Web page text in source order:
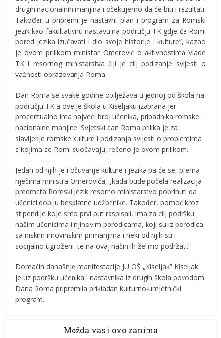
drugih nacionalnih manjina i očekujemo da će biti i rezultati.
Također u pripremi je nastavni plan i program za Romski
jezik kao fakultativnu nastavu na području TK gdje će Romi
pored jezika izučavati i dio svoje historije i kulture”, kazao
je ovom prilikom ministar Omerović o aktivnostima Vlade
TK i resornog ministarstva čiji je cilj podizanje svijesti o
važnosti obrazovanja Roma.
Dan Roma se svake godine obilježava u jednoj od škola na
području TK a ove je škola u Kiseljaku izabrana jer
procentualno ima najveći broj učenika, pripadnika romske
nacionalne manjine. Svjetski dan Roma prilika je za
slavljenje romske kulture i podizanja svijesti o problemima
s kojima se Romi suočavaju, rečeno je ovom prilikom.
Jedan od njih je i očuvanje kulture i jezika pa će se, prema
riječima ministra Omerovića, „kada bude počela realizacija
predmeta Romski jezik resorno ministarstvo pobrinuti da
učenici dobiju besplatne udžbenike. Također, pomoć kroz
stipendije koje smo prvi put raspisali, ima za cilj podršku
našim učenicima i njihovim porodicama, koji su iz porodica
sa niskim imovinskim primanjima i neki od njih su i
socijalno ugroženi, te na ovaj način ih želimo podržati.”
Domaćin današnje manifestacije JU OŠ „Kiseljak” Kiseljak
je uz podršku učenika i nastavnika iz drugih škola povodom
Dana Roma pripremila prikladan kulturno-umjetnički
program.
Možda vas i ovo zanima